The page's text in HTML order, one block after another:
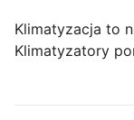
Klimatyzacja to
Klimatyzatory